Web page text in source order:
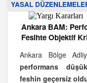
YASAL
Ankara BAM:
Fesihte Objektif
Ankara Bölge
performans
feshin geçersiz